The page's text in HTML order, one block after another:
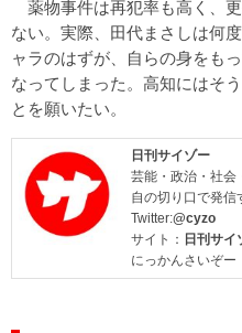
薬物事件は再犯率も高く、
ない。実際、田代まさしは何
ャラのはずが、自らの身をも
なってしまった。高知にはそ
とを願いたい。
日刊サイゾー
芸能・政治・社会
自の切り口で発信
Twitter:@cyzo
サイト： 日刊サイ
にっかんさいぞー